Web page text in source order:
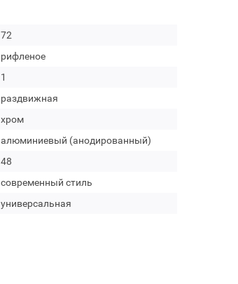
72
рифленое
1
раздвижная
хром
алюминиевый (анодированный)
48
современный стиль
универсальная